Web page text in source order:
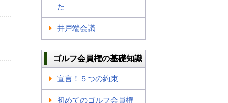
た
井戸端会議
ゴルフ会員権の基礎知識
宣言！５つの約束
初めてのゴルフ会員権